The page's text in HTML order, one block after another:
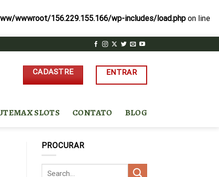
wwwroot/156.229.155.166/wp-includes/load.php on line
CADASTRE ENTRAR
SLOTS CONTATO BLOG
PROCURAR